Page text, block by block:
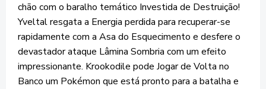
chão com o baralho temático Investida de Destruição!
Yveltal resgata a Energia perdida para recuperar-se
rapidamente com a Asa do Esquecimento e desfere o
devastador ataque Lâmina Sombria com um efeito
impressionante. Krookodile pode Jogar de Volta no
Banco um Pokémon que está pronto para a batalha e